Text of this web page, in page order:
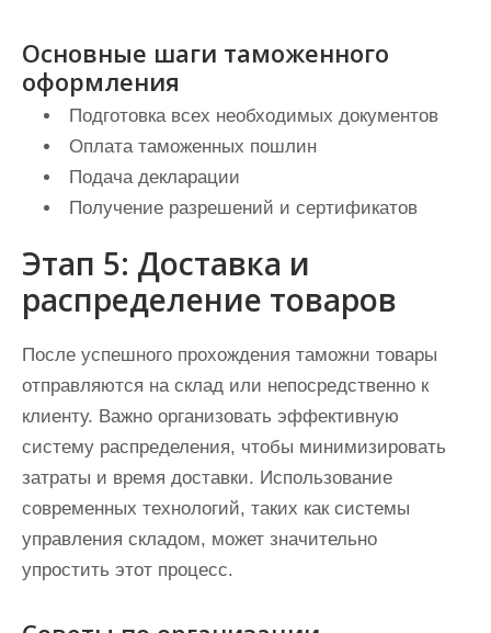
Основные шаги таможенного
оформления
Подготовка всех необходимых документов
Оплата таможенных пошлин
Подача декларации
Получение разрешений и сертификатов
Этап 5: Доставка и
распределение товаров
После успешного прохождения таможни товары
отправляются на склад или непосредственно к
клиенту. Важно организовать эффективную
систему распределения, чтобы минимизировать
затраты и время доставки. Использование
современных технологий, таких как системы
управления складом, может значительно
упростить этот процесс.